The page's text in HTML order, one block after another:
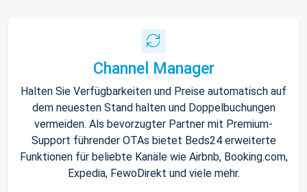
Channel Manager
Halten Sie Verfügbarkeiten und Preise automatisch auf
dem neuesten Stand halten und Doppelbuchungen
vermeiden. Als bevorzugter Partner mit Premium-
Support führender OTAs bietet Beds24 erweiterte
Funktionen für beliebte Kanäle wie Airbnb, Booking.com,
Expedia, FewoDirekt und viele mehr.